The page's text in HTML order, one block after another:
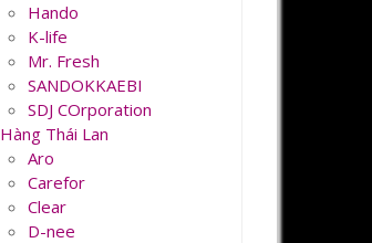
Hando
K-life
Mr. Fresh
SANDOKKAEBI
SDJ COrporation
Hàng Thái Lan
Aro
Carefor
Clear
D-nee